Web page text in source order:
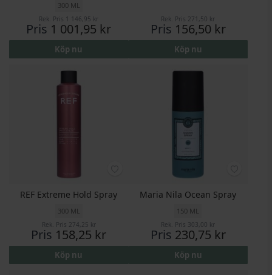
300 ML
Rek. Pris 1 146,95 kr
Pris 1 001,95 kr
Köp nu
Rek. Pris 271,50 kr
Pris 156,50 kr
Köp nu
REF Extreme Hold Spray
300 ML
Rek. Pris 274,25 kr
Pris 158,25 kr
Köp nu
Maria Nila Ocean Spray
150 ML
Rek. Pris 303,00 kr
Pris 230,75 kr
Köp nu